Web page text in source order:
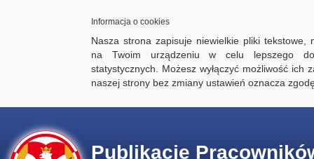
Informacja o cookies
Nasza strona zapisuje niewielkie pliki tekstowe,
na Twoim urządzeniu w celu lepszego
statystycznych. Możesz wyłączyć możliwość ich
naszej strony bez zmiany ustawień oznacza
Publikacje